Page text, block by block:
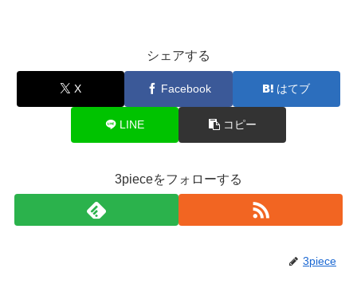
シェアする
X Facebook はてブ
LINE コピー
3pieceをフォローする
3piece